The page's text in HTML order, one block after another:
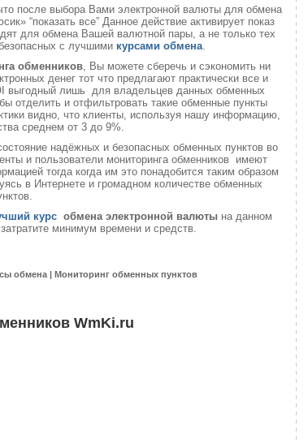
после выбора Вами электронной валюты для обмена
“показать все” Данное действие активирует показ
для обмена Вашей валютной пары, а не только тех
с лучшими курсами обмена.
обменников, Вы можете сберечь и сэкономить ни
денег тот что предлагают практически все и
выгодный лишь для владельцев данных обменных
отделить и отфильтровать такие обменные пункты
видно, что клиенты, используя нашу информацию,
среднем от 3 до 9%.
надёжных и безопасных обменных пунктов во
и пользователи мониторинга обменников имеют
тогда когда им это понадобится таким образом
в Интернете и громадном количестве обменных
курс обмена электронной валюты на данном
минимум времени и средств.
обмена | Мониторинг обменных пунктов
WmKi.ru